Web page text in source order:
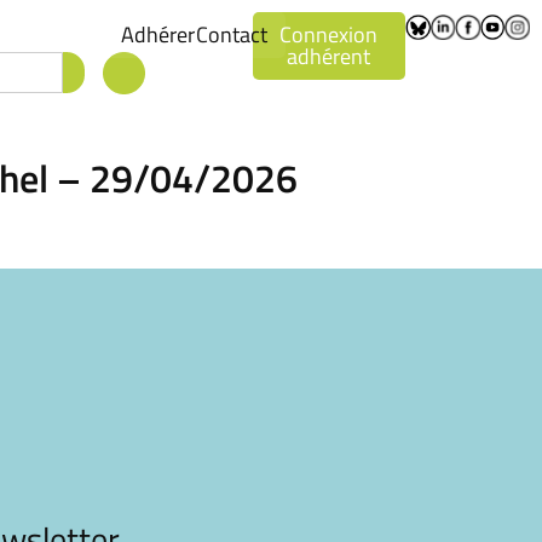
Connexion
adhérent
Contact
Adhérer
– 29/04/2026